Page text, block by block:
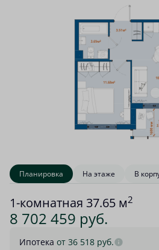
Планировка На этаже В
1-комнатная 37.65 м2
8 702 459 руб.
Ипотека от 36 518 руб.